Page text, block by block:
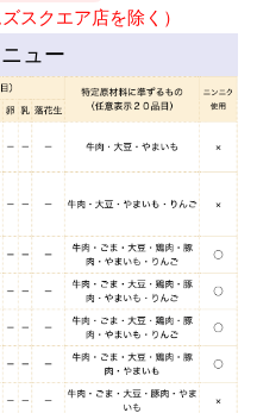
スクエア店を除く）
ュー